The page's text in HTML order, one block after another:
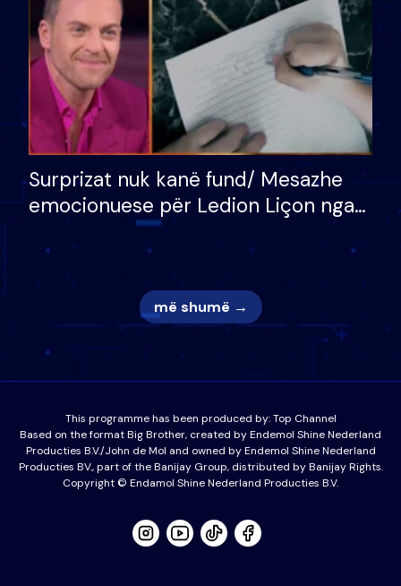
Surprizat nuk kanë fund/ Mesazhe
emocionuese për Ledion Liçon nga
nëna dhe fëmijët e tij, moderatori
nuk i mban dot lotët: Nuk meritoj…
më shumë →
This programme has been produced by:Top Channel
Based on the format Big Brother, created by Endemol Shine Nederland
Producties B.V./John de Mol and owned by Endemol Shine Nederland
Producties BV., part of the Banijay Group, distributed by Banijay Rights.
Copyright © Endamol Shine Nederland Producties B.V.